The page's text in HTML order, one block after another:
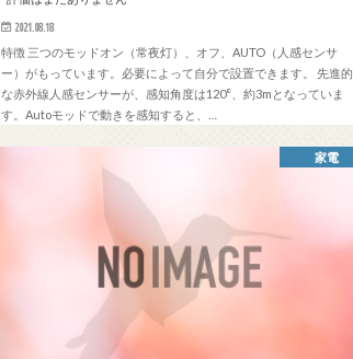
2021.08.18
特徴 三つのモッドオン（常夜灯）、オフ、AUTO（人感センサ
ー）がもっています。必要によって自分で設置できます。 先進的
な赤外線人感センサーが、感知角度は120°、約3mとなっていま
す。Autoモッドで動きを感知すると、…
家電